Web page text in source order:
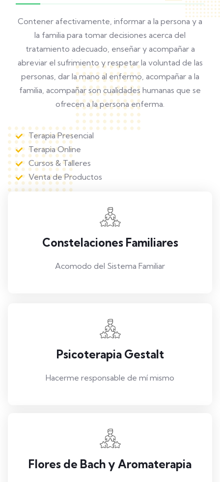
Contener afectivamente, informar a la persona y a
la familia para tomar decisiones acerca del
tratamiento adecuado, enseñar y acompañar a
abreviar el sufrimiento y respetar la voluntad de las
personas, dar la mano al enfermo, acompañar a la
familia, acompañar son cualidades humanas que se
ofrecen a la persona enferma.
Terapia Presencial
Terapia Online
Cursos & Talleres
Venta de Productos
Constelaciones Familiares
Acomodo del Sistema Familiar
Psicoterapia Gestalt
Hacerme responsable de mí mismo
Flores de Bach y Aromaterapia